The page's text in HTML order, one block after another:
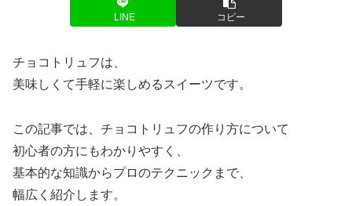
LINE コピー
チョコトリュフは、
美味しくて手軽に楽しめるスイーツです。
この記事では、チョコトリュフの作り方について
初心者の方にもわかりやすく、
基本的な知識からプロのテクニックまで、
幅広く紹介します。